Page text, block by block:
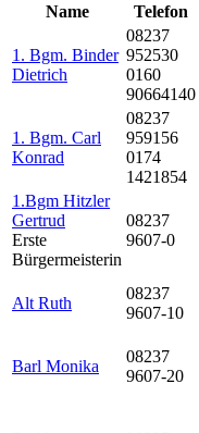
Name
Telefon
1. Bgm. Binder
Dietrich
08237
952530
0160
90664140
1. Bgm. Carl
Konrad
08237
959156
0174
1421854
1.Bgm Hitzler
Gertrud
Erste
Bürgermeisterin
08237
9607-0
Alt Ruth
08237
9607-10
Barl Monika
08237
9607-20